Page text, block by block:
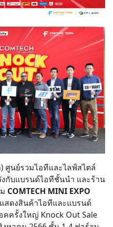
ศูนย์รวมไอทีและไลฟ์สไตล์
กับแบรนด์ไอทีชั้นนำ และร้าน
COMTECH MINI EXPO
สดงสินค้าไอทีและแบรนด์
ครั้งใหญ่ Knock Out Sale